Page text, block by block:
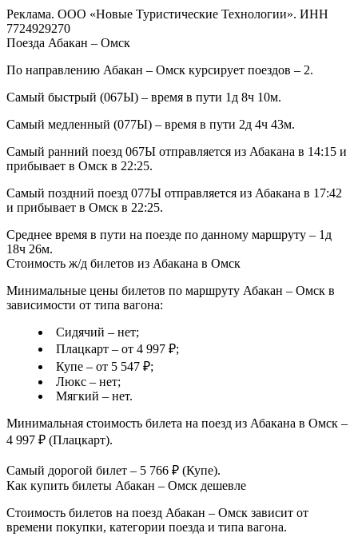
Реклама. ООО «Новые Туристические Технологии». ИНН
7724929270
Поезда Абакан – Омск
По направлению Абакан – Омск курсирует поездов – 2.
Самый быстрый (067Ы) – время в пути 1д 8ч 10м.
Самый медленный (077Ы) – время в пути 2д 4ч 43м.
Самый ранний поезд 067Ы отправляется из Абакана в 14:15 и
прибывает в Омск в 22:25.
Самый поздний поезд 077Ы отправляется из Абакана в 17:42
и прибывает в Омск в 22:25.
Среднее время в пути на поезде по данному маршруту – 1д
18ч 26м.
Стоимость ж/д билетов из Абакана в Омск
Минимальные цены билетов по маршруту Абакан – Омск в
зависимости от типа вагона:
Сидячий – нет;
Плацкарт – от 4 997 ₽;
Купе – от 5 547 ₽;
Люкс – нет;
Мягкий – нет.
Минимальная стоимость билета на поезд из Абакана в Омск –
4 997 ₽ (Плацкарт).
Самый дорогой билет – 5 766 ₽ (Купе).
Как купить билеты Абакан – Омск дешевле
Стоимость билетов на поезд Абакан – Омск зависит от
времени покупки, категории поезда и типа вагона.